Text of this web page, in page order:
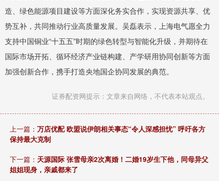
造、绿色能源项目建设等方面深化务实合作，实现资源共享、优
势互补，共同推动行业高质量发展。吴磊表示，上海电气愿全力
支持中国铜业“十五五”时期的绿色转型与智能化升级，并期待在
国际市场开拓、循环经济产业链构建、产学研用协同创新等方面
加强创新合作，携手打造央地国企协同发展的典范。
证券配资网提示：文章来自网络，不代表本站观点。
上一篇： 万店优配 欧盟说伊朗相关事态“令人深感担忧” 呼吁各方
保持最大克制
下一篇： 天源国际 张雪母亲2次离婚！二婚19岁生下他，同母异父
姐姐现身，亲戚都来了